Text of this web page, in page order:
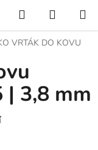
Hledat
KOŠÍK
VRTÁK DO KOVU
| 3,8 mm